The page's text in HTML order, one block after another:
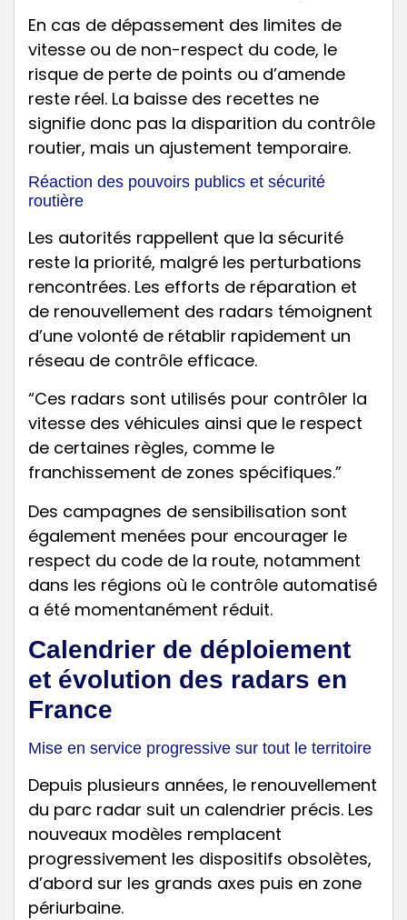
En cas de dépassement des limites de
vitesse ou de non-respect du code, le
risque de perte de points ou d’amende
reste réel. La baisse des recettes ne
signifie donc pas la disparition du contrôle
routier, mais un ajustement temporaire.
Réaction des pouvoirs publics et sécurité
routière
Les autorités rappellent que la sécurité
reste la priorité, malgré les perturbations
rencontrées. Les efforts de réparation et
de renouvellement des radars témoignent
d’une volonté de rétablir rapidement un
réseau de contrôle efficace.
“Ces radars sont utilisés pour contrôler la
vitesse des véhicules ainsi que le respect
de certaines règles, comme le
franchissement de zones spécifiques.”
Des campagnes de sensibilisation sont
également menées pour encourager le
respect du code de la route, notamment
dans les régions où le contrôle automatisé
a été momentanément réduit.
Calendrier de déploiement
et évolution des radars en
France
Mise en service progressive sur tout le territoire
Depuis plusieurs années, le renouvellement
du parc radar suit un calendrier précis. Les
nouveaux modèles remplacent
progressivement les dispositifs obsolètes,
d’abord sur les grands axes puis en zone
périurbaine.